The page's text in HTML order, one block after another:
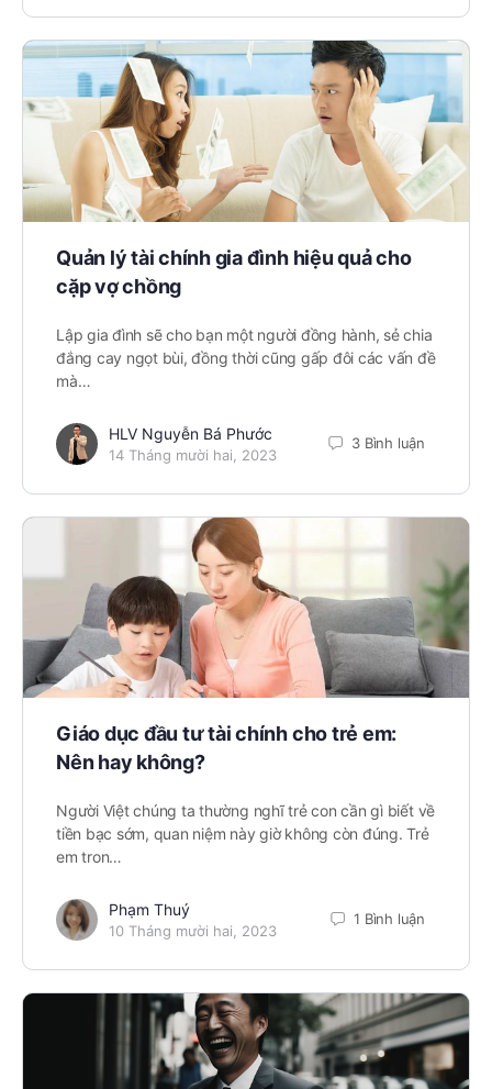
Quản lý tài chính gia đình hiệu quả cho
cặp vợ chồng
Lập gia đình sẽ cho bạn một người đồng hành, sẻ chia
đắng cay ngọt bùi, đồng thời cũng gấp đôi các vấn đề
mà…
HLV Nguyễn Bá Phước
14 Tháng mười hai, 2023
3 Bình luận
Giáo dục đầu tư tài chính cho trẻ em:
Nên hay không?
Người Việt chúng ta thường nghĩ trẻ con cần gì biết về
tiền bạc sớm, quan niệm này giờ không còn đúng. Trẻ
em tron…
Phạm Thuý
10 Tháng mười hai, 2023
1 Bình luận